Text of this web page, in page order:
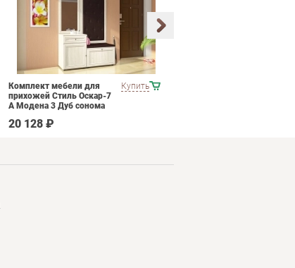
Купить
Комплект мебели для
прихожей Стиль Оскар-7
А Модена 3 Дуб сонома
20 128 ₽